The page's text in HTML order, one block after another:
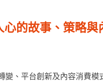
的故事、策略與
變、平台創新及內容消費模